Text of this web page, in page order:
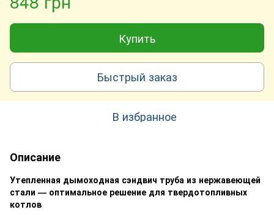
Купить
Быстрый заказ
В избранное
Описание
Утепленная дымоходная сэндвич труба из нержавеющей
стали — оптимальное решение для твердотопливных
котлов